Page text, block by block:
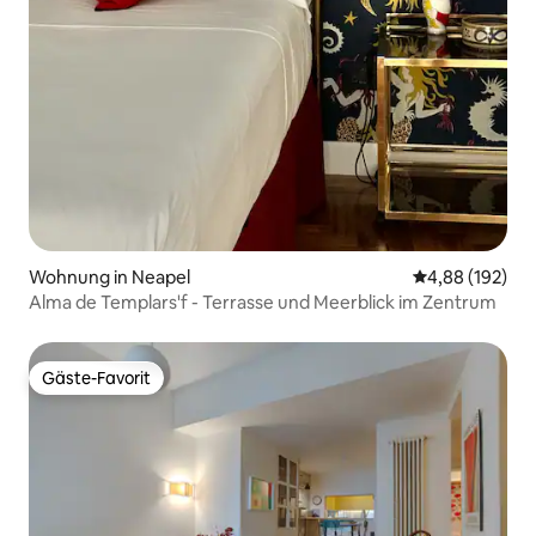
Wohnung in Neapel
4,88 (192)
Alma de Templars'f - Terrasse und Meerblick im Zentrum
Gäste-Favorit
Gäste-Favorit